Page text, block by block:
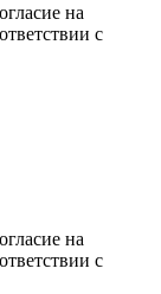
на
с
на
с